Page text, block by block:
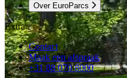
Over EuroParcs
Extra
Contact
Maak een afspraak
+31 88 070 8000